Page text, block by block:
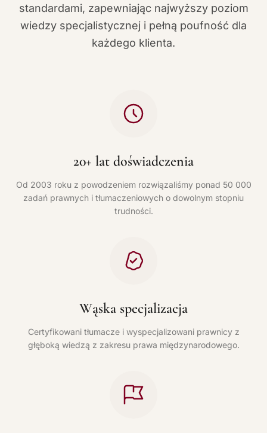
standardami, zapewniając najwyższy poziom
wiedzy specjalistycznej i pełną poufność dla
każdego klienta.
20+ lat doświadczenia
Od 2003 roku z powodzeniem rozwiązaliśmy ponad 50 000
zadań prawnych i tłumaczeniowych o dowolnym stopniu
trudności.
Wąska specjalizacja
Certyfikowani tłumacze i wyspecjalizowani prawnicy z
głęboką wiedzą z zakresu prawa międzynarodowego.